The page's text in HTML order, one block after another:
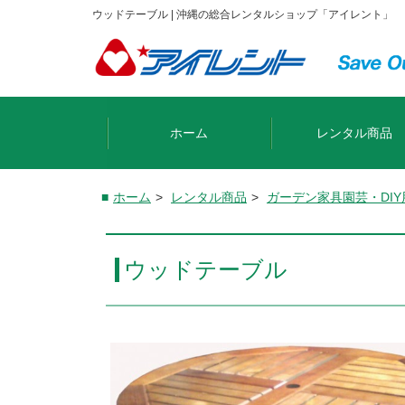
ウッドテーブル | 沖縄の総合レンタルショップ「アイレント」
ホーム レンタル商品
ホーム > レンタル商品 > ガーデン家具園芸・DIY
ウッドテーブル